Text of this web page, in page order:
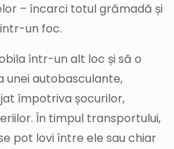
– încarci totul grămadă și
un foc.
într-un alt loc și să o
unei autobasculante,
împotriva șocurilor,
În timpul transportului,
pot lovi între ele sau chiar